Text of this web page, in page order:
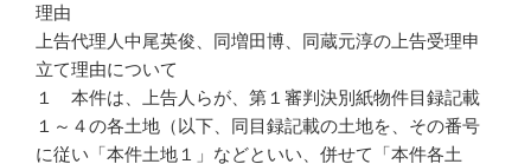
理由
上告代理人中尾英俊、同増田博、同蔵元淳の上告受理申
立て理由について
１ 本件は、上告人らが、第１審判決別紙物件目録記載
１～４の各土地（以下、同目録記載の土地を、その番号
に従い「本件土地１」などといい、併せて「本件各土